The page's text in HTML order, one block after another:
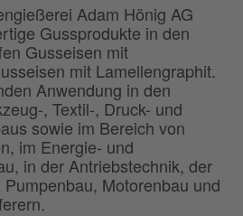
Adam Hönig AG
Gussprodukte in den
Gusseisen mit
mit Lamellengraphit.
Anwendung in den
, Textil-, Druck- und
sowie im Bereich von
im Energie- und
in der Antriebstechnik, der
Motorenbau und